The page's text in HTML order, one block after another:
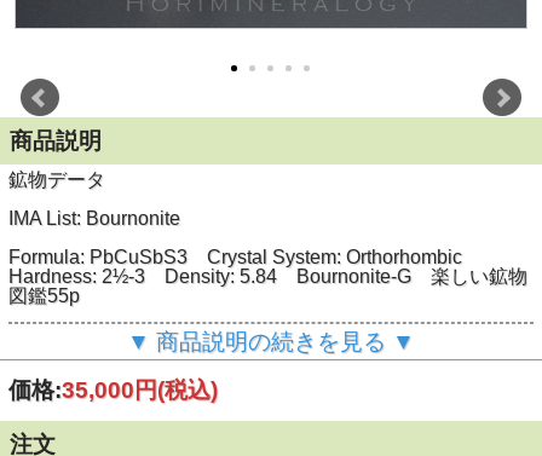
商品説明
鉱物データ
IMA List: Bournonite
Formula: PbCuSbS3Crystal System: Orthorhombic
Hardness: 2½-3 Density: 5.84 Bournonite-G 楽しい鉱物
図鑑55p
Type Locality: イギリス Cornwall, St Endellion, Wheal
名前はフランス人鉱物学者 J. L. de Bournon (1751-1825)よ
▼ 商品説明の続きを見る ▼
価格:35,000円(税込)
注文